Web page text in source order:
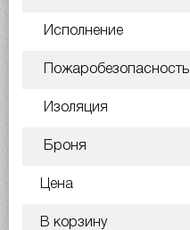
Исполнение
Пожаробезопасность
Изоляция
Броня
Цена
В корзину